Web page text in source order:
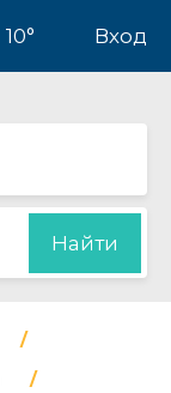
10° Вход
Найти